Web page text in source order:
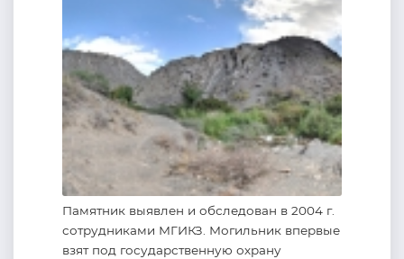
Памятник выявлен и обследован в 2004 г.
сотрудниками МГИКЗ. Могильник впервые
взят под государственную охрану